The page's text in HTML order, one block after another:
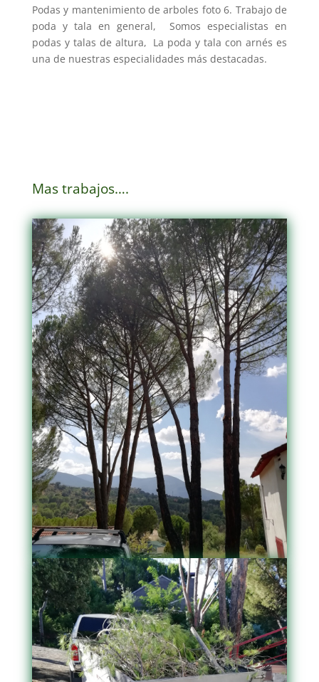
Podas y mantenimiento de arboles foto 6. Trabajo de
poda y tala en general, Somos especialistas en
podas y talas de altura, La poda y tala con arnés es
una de nuestras especialidades más destacadas.
Mas trabajos….